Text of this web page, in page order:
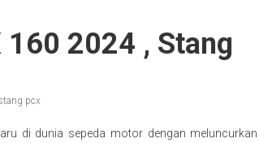
160 2024 , Stang
pcx
di dunia sepeda motor dengan meluncurkan